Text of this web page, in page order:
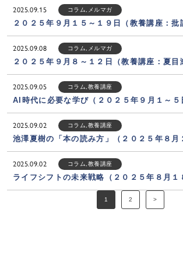
2025.09.15 コラム, メルマガ
２０２５年９月１５～１９日（教養講座：批
2025.09.08 コラム, メルマガ
２０２５年９月８～１２日（教養講座：夏目
2025.09.05 コラム,教養講座
AI時代に必要な学び（２０２５年９月１～５
2025.09.02 コラム,教養講座
池澤夏樹の「本の読み方」（２０２５年８月
2025.09.02 コラム,教養講座
ライフシフトの未来戦略（２０２５年８月１
1 2 >